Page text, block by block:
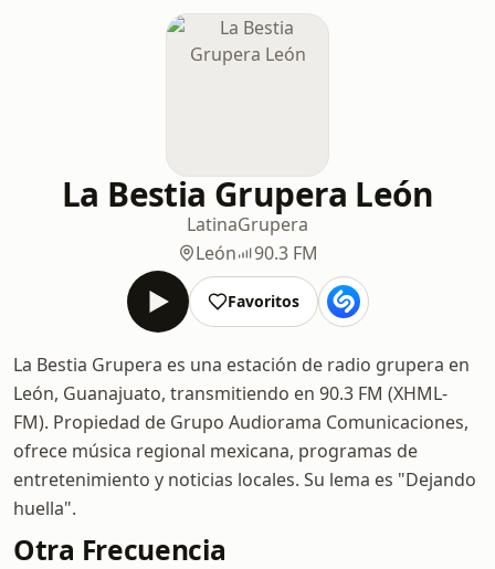
La Bestia Grupera León
LatinaGrupera
León
90.3 FM
Favoritos
La Bestia Grupera es una estación de radio grupera en
León, Guanajuato, transmitiendo en 90.3 FM (XHML-
FM). Propiedad de Grupo Audiorama Comunicaciones,
ofrece música regional mexicana, programas de
entretenimiento y noticias locales. Su lema es "Dejando
huella".
Otra Frecuencia